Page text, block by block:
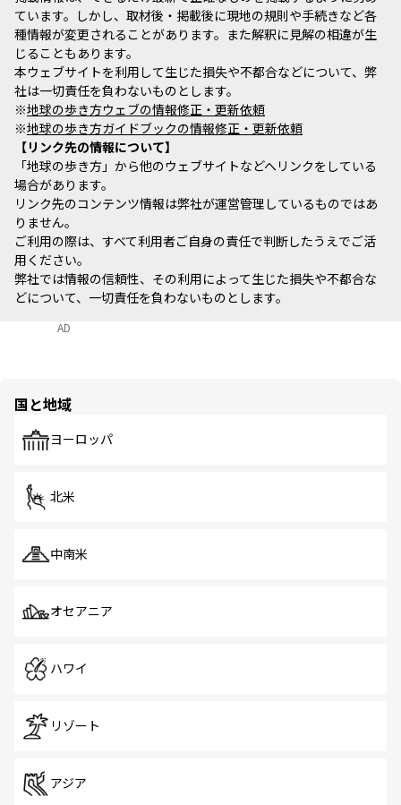
ています。しかし、取材後・掲載後に現地の規則や手続きなど各
種情報が変更されることがあります。また解釈に見解の相違が生
じることもあります。
本ウェブサイトを利用して生じた損失や不都合などについて、弊
社は一切責任を負わないものとします。
※地球の歩き方ウェブの情報修正・更新依頼
※地球の歩き方ガイドブックの情報修正・更新依頼
リンク先の情報について
「地球の歩き方」から他のウェブサイトなどへリンクをしている
場合があります。
リンク先のコンテンツ情報は弊社が運営管理しているものではあ
りません。
ご利用の際は、すべて利用者ご自身の責任で判断したうえでご活
用ください。
弊社では情報の信頼性、その利用によって生じた損失や不都合な
どについて、一切責任を負わないものとします。
AD
国と地域
ヨーロッパ
北米
中南米
オセアニア
ハワイ
リゾート
アジア